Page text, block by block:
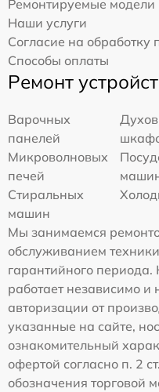
Ремонтируемые модели
Наши услуги
Согласие на
Способы оплаты
Ремонт
Варочных
панелей
Микроволновых
печей
Стиральных
машин
Мы занимаемся
обслуживанием
гарантийного
работает независимо
авторизации от
указанные на сайте,
ознакомительный
офертой согласно п. 2
обозначения торговой